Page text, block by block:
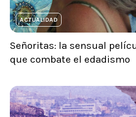
ACTUALIDAD
Señoritas: la sensual
que combate el edadismo